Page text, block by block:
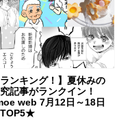
ランキング！】夏休みの
記事がランクイン！
web 7月12日～18日